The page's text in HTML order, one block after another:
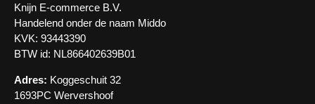
Knijn E-commerce B.V.
Handelend onder de naam Middo
KVK: 93443390
BTW id: NL866402639B01
Adres: Koggeschuit 32
1693PC Wervershoof